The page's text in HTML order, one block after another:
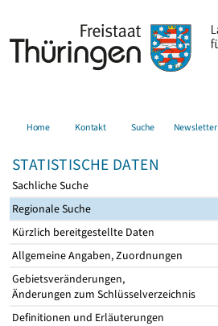
Home Kontakt Suche Newsletter
STATISTISCHE DATEN
Sachliche Suche
Regionale Suche
Kürzlich bereitgestellte Daten
Allgemeine Angaben, Zuordnungen
Gebietsveränderungen,
Änderungen zum Schlüsselverzeichnis
Definitionen und Erläuterungen